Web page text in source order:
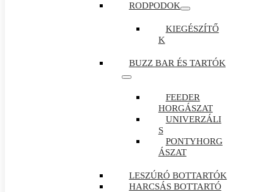
RODPODOK
KIEGÉSZÍTŐ
K
BUZZ BAR ÉS TARTÓK
FEEDER
HORGÁSZAT
UNIVERZÁLI
S
PONTYHORG
ÁSZAT
LESZÚRÓ BOTTARTÓK
HARCSÁS BOTTARTÓ